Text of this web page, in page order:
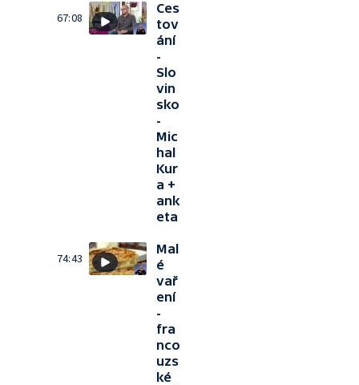
67:08
Ces
tov
ání
-
Slo
vin
sko
-
Mic
hal
Kur
a +
ank
eta
74:43
Mal
é
vař
ení
-
fra
nco
uzs
ké